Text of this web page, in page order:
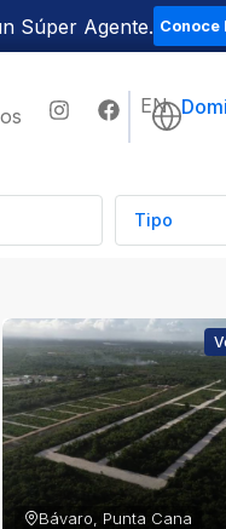
Súper Agente. Conoce
EN
Tipo
Bávaro, Punta Cana